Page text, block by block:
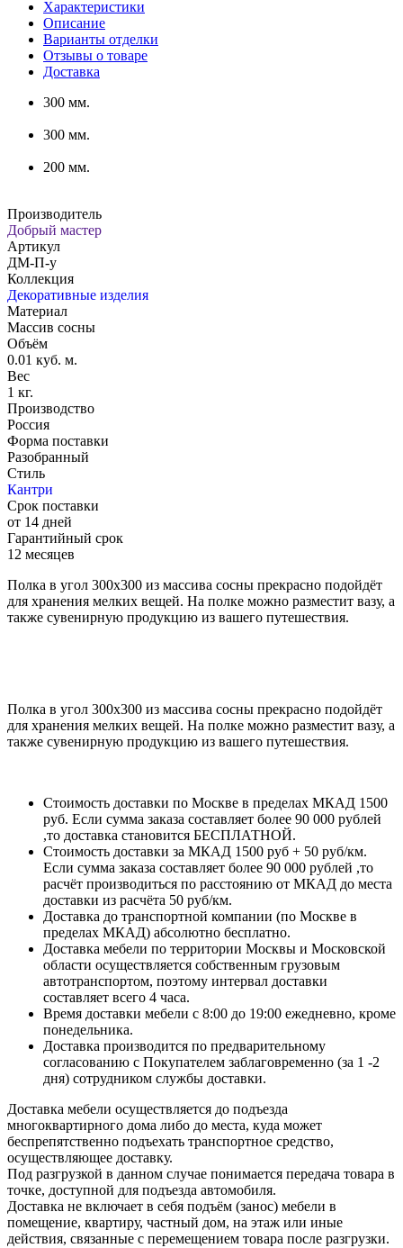
Характеристики
Описание
Варианты отделки
Отзывы о товаре
Доставка
300 мм.
300 мм.
200 мм.
Производитель
Добрый мастер
Артикул
ДМ-П-у
Коллекция
Декоративные изделия
Материал
Массив сосны
Объём
0.01 куб. м.
Вес
1 кг.
Производство
Россия
Форма поставки
Разобранный
Стиль
Кантри
Срок поставки
от 14 дней
Гарантийный срок
12 месяцев
Полка в угол 300х300 из массива сосны прекрасно подойдёт
для хранения мелких вещей. На полке можно разместит вазу, а
также сувенирную продукцию из вашего путешествия.
Полка в угол 300х300 из массива сосны прекрасно подойдёт
для хранения мелких вещей. На полке можно разместит вазу, а
также сувенирную продукцию из вашего путешествия.
Стоимость доставки по Москве в пределах МКАД 1500
руб. Если сумма заказа составляет более 90 000 рублей
,то доставка становится БЕСПЛАТНОЙ.
Стоимость доставки за МКАД 1500 руб + 50 руб/км.
Если сумма заказа составляет более 90 000 рублей ,то
расчёт производиться по расстоянию от МКАД до места
доставки из расчёта 50 руб/км.
Доставка до транспортной компании (по Москве в
пределах МКАД) абсолютно бесплатно.
Доставка мебели по территории Москвы и Московской
области осуществляется собственным грузовым
автотранспортом, поэтому интервал доставки
составляет всего 4 часа.
Время доставки мебели с 8:00 до 19:00 ежедневно, кроме
понедельника.
Доставка производится по предварительному
согласованию с Покупателем заблаговременно (за 1 -2
дня) сотрудником службы доставки.
Доставка мебели осуществляется до подъезда
многоквартирного дома либо до места, куда может
беспрепятственно подъехать транспортное средство,
осуществляющее доставку.
Под разгрузкой в данном случае понимается передача товара в
точке, доступной для подъезда автомобиля.
Доставка не включает в себя подъём (занос) мебели в
помещение, квартиру, частный дом, на этаж или иные
действия, связанные с перемещением товара после разгрузки.